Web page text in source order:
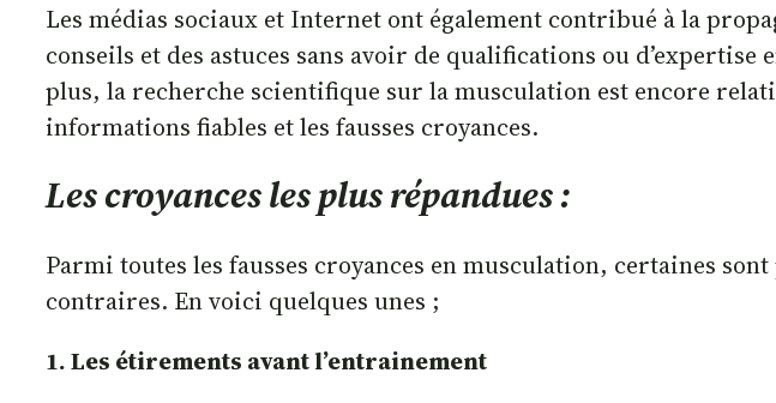
Les médias sociaux et Internet ont également contribué à la
conseils et des astuces sans avoir de qualifications ou
plus, la recherche scientifique sur la musculation est encore
informations fiables et les fausses croyances.
Les croyances les plus répandues :
Parmi toutes les fausses croyances en musculation, certaines
contraires. En voici quelques unes ;
1. Les étirements avant l’entrainement